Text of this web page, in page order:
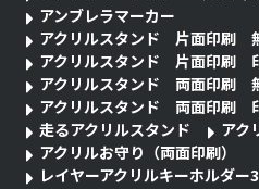
アンブレラマーカー
アクリルスタンド 片面印刷
アクリルスタンド 片面印刷
アクリルスタンド 両面印刷
アクリルスタンド 両面印刷
走るアクリルスタンド
アク
アクリルお守り（両面印刷）
レイヤーアクリルキーホルダ